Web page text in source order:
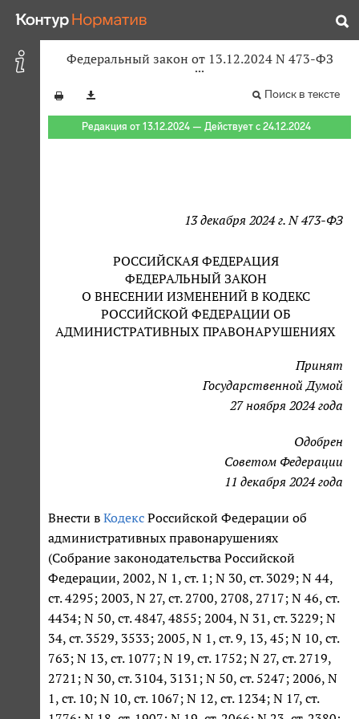
Федеральный закон от 13.12.2024 N 473-ФЗ
Поиск в тексте
Редакция от 13.12.2024 — Действует с 24.12.2024
13 декабря 2024 г. N 473-ФЗ
РОССИЙСКАЯ ФЕДЕРАЦИЯ
ФЕДЕРАЛЬНЫЙ ЗАКОН
О ВНЕСЕНИИ ИЗМЕНЕНИЙ В КОДЕКС
РОССИЙСКОЙ ФЕДЕРАЦИИ ОБ
АДМИНИСТРАТИВНЫХ ПРАВОНАРУШЕНИЯХ
Принят
Государственной Думой
27 ноября 2024 года
Одобрен
Советом Федерации
11 декабря 2024 года
Внести в Кодекс Российской Федерации об
административных правонарушениях
(Собрание законодательства Российской
Федерации, 2002, N 1, ст. 1; N 30, ст. 3029; N 44,
ст. 4295; 2003, N 27, ст. 2700, 2708, 2717; N 46, ст.
4434; N 50, ст. 4847, 4855; 2004, N 31, ст. 3229; N
34, ст. 3529, 3533; 2005, N 1, ст. 9, 13, 45; N 10, ст.
763; N 13, ст. 1077; N 19, ст. 1752; N 27, ст. 2719,
2721; N 30, ст. 3104, 3131; N 50, ст. 5247; 2006, N
1, ст. 10; N 10, ст. 1067; N 12, ст. 1234; N 17, ст.